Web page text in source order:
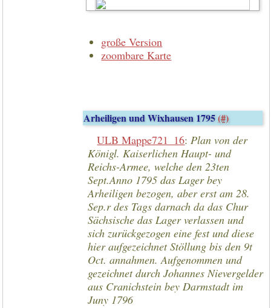
große Version
zoombare Karte
Arheiligen und Wixhausen 1795(#)
ULB Mappe721_16:Plan von der
Königl. Kaiserlichen Haupt- und
Reichs-Armee, welche den 23ten
Sept.Anno 1795 das Lager bey
Arheiligen bezogen, aber erst am 28.
Sep.r des Tags darnach da das Chur
Sächsische das Lager verlassen und
sich zurückgezogen eine fest und diese
hier aufgezeichnet Stöllung bis den 9t
Oct. annahmen. Aufgenommen und
gezeichnet durch Johannes Nievergelder
aus Cranichstein bey Darmstadt im
Juny 1796